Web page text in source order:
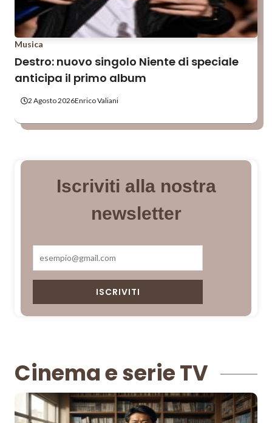
Musica
Destro: nuovo singolo Niente di speciale
anticipa il primo album
2 Agosto 2026Enrico Valiani
Iscriviti alla nostra
newsletter
Cinema e serie TV